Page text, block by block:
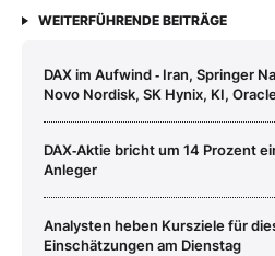
WEITERFÜHRENDE BEITRÄGE
DAX im Aufwind ‑ Iran, Springer
Novo Nordisk, SK Hynix, KI,
DAX‑Aktie bricht um 14 Prozent
Anleger
Analysten heben Kursziele für
Einschätzungen am Dienstag